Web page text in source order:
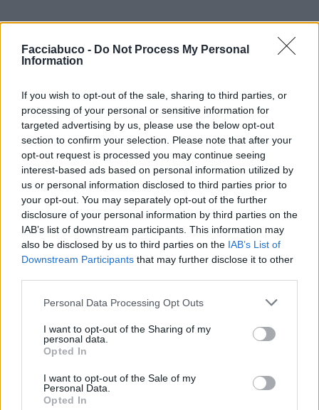
Facciabuco - Do Not Process My Personal
Information
If you wish to opt-out of the sale, sharing to third parties, or
processing of your personal or sensitive information for
targeted advertising by us, please use the below opt-out
section to confirm your selection. Please note that after your
opt-out request is processed you may continue seeing
interest-based ads based on personal information utilized by
us or personal information disclosed to third parties prior to
your opt-out. You may separately opt-out of the further
disclosure of your personal information by third parties on the
IAB’s list of downstream participants. This information may
also be disclosed by us to third parties on the IAB’s List of
Downstream Participants that may further disclose it to other
Personal Data Processing Opt Outs
I want to opt-out of the Sharing of my
personal data.
Opted In
I want to opt-out of the Sale of my
Personal Data.
Opted In
pierosoft:Buongiorno 😀😀
7
29 Maggio 2018 alle ore 06:05
danileone:Buondì